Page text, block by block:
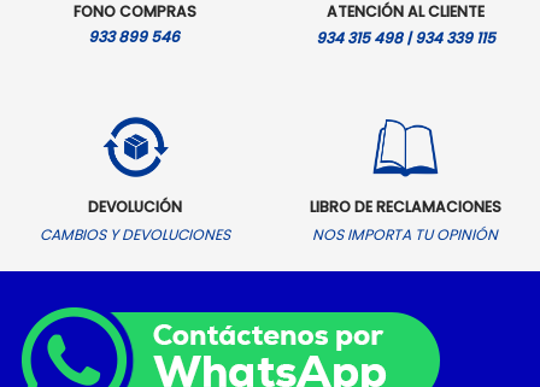
FONO COMPRAS
933 899 546
ATENCIÓN AL CLIENTE
934 315 498 | 934 339 115
DEVOLUCIÓN
CAMBIOS Y DEVOLUCIONES
LIBRO DE RECLAMACIONES
NOS IMPORTA TU OPINIÓN